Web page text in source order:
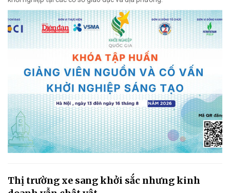
Thị trường xe sang khởi sắc nhưng kinh